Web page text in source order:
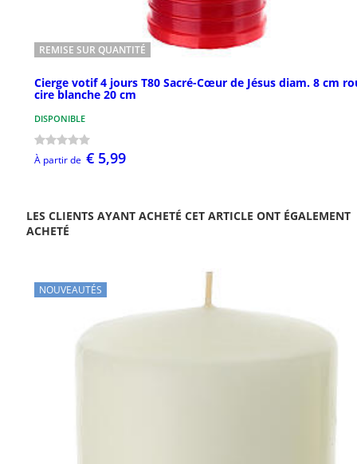
REMISE SUR QUANTITÉ
Cierge votif 4 jours T80 Sacré-Cœur de Jésus diam. 8 cm
cire blanche 20 cm
DISPONIBLE
À partir de € 5,99
LES CLIENTS AYANT ACHETÉ CET ARTICLE ONT ÉGALEMENT
ACHETÉ
NOUVEAUTÉS